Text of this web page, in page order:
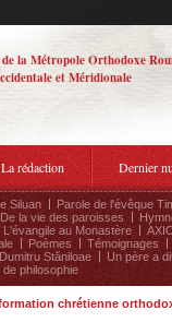
la Métropole Orthodoxe
et Méridionale
La rédaction Dernier
Siluan
Parole de l'évêque
De la vie des paroisses
L'évangile au Monastère
Poèmes
Témoignages
Stăniloae
Un père a
de philosophie
chrétienne